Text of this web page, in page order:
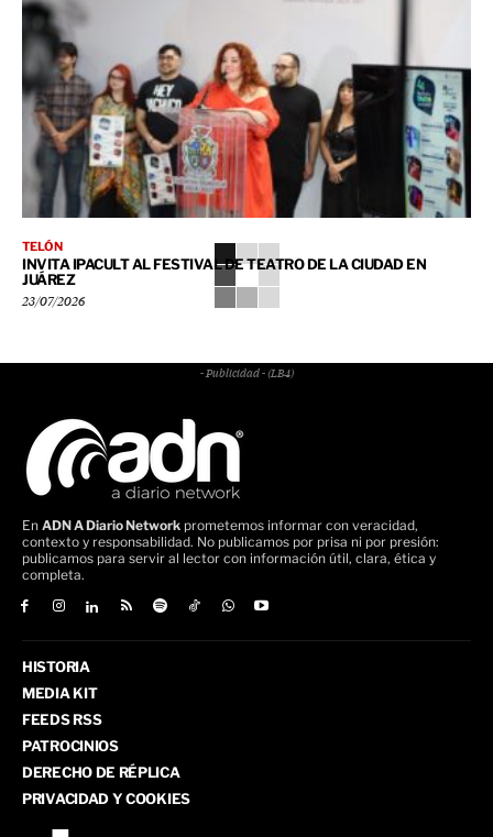
TELÓN
INVITA IPACULT AL FESTIVAL DE TEATRO DE LA CIUDAD EN
JUÁREZ
23/07/2026
- Publicidad - (LB4)
En ADN A Diario Network prometemos informar con veracidad,
contexto y responsabilidad. No publicamos por prisa ni por presión:
publicamos para servir al lector con información útil, clara, ética y
completa.
HISTORIA
MEDIA KIT
FEEDS RSS
PATROCINIOS
DERECHO DE RÉPLICA
PRIVACIDAD Y COOKIES